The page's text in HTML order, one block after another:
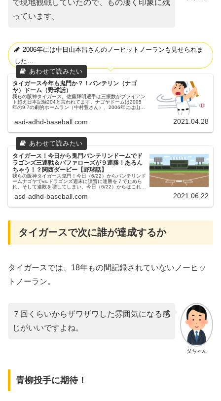
で現地観戦していたので、もの凄く印象に残
っています。
2006年には中日山本昌さんのノーヒットノーランも見せられま
した…
タイガース今年も鬼門か？！バンテリン（ナゴ
ヤ）ドーム（野球話）
我らの阪神タイガース。佐藤輝明選手は三振数がブライアン
ト超え日本記録204と言われてます。ナゴヤドームは2005
年の9.7の劇的ホームラン（中村豊さん）、2006年には山本
前駅でした。近鉄特急ひのとりに乗って見に行きたい。
asd-adhd-baseball.com 2021.04.28
タイガース！今日から鬼門バンテリンドームでド
ラゴンズ三連戦＆バファローズが９連勝！あるん
ちゃう！？関西ダービー【野球話】
我らの阪神タイガース鬼門！今日（6/22）からバンテリンド
ームナゴヤでvs.ドラゴンズ週末に讀賣に連勝を７で止めら
れ、そして連敗を喫してしまい、今日（6/22）からはこれま
讀賣三連戦が嫌...
asd-adhd-baseball.com 2021.06.22
タイガースで次に誰が達成するか
タイガースでは、18年もの間記録されていないノーヒッ
トノーラン。
父ちゃん
７回くらいからザワザワした雰囲気になる感
じがいいですよね。
青柳投手に期待！